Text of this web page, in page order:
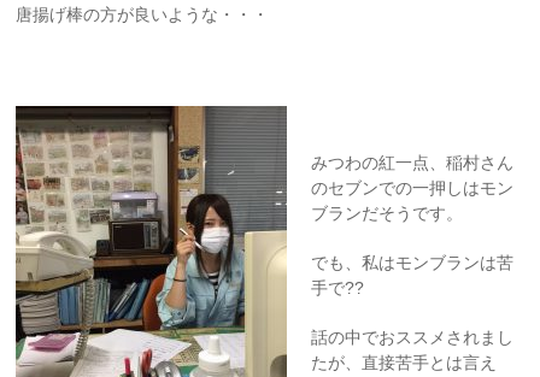
唐揚げ棒の方が良いような・・・
みつわの紅一点、稲村さん
のセブンでの一押しはモン
ブランだそうです。
でも、私はモンブランは苦
手で??
話の中でおススメされまし
たが、直接苦手とは言え